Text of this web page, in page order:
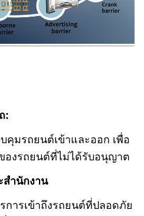
:
คุมรถยนต์เข้าและออก เพื่อ
องรถยนต์ที่ไม่ได้รับอนุญาต
านักงาน
การเข้าถึงรถยนต์ที่ปลอดภัย